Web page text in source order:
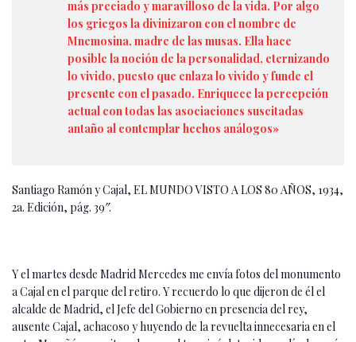
más preciado y maravilloso de la vida. Por algo
los griegos la divinizaron con el nombre de
Mnemosina, madre de las musas. Ella hace
posible la noción de la personalidad, eternizando
lo vivido, puesto que enlaza lo vivido y funde el
presente con el pasado. Enriquece la percepción
actual con todas las asociaciones suscitadas
antaño al contemplar hechos análogos»
Santiago Ramón y Cajal, EL MUNDO VISTO A LOS 80 AÑOS, 1934,
2a. Edición, pág. 39″.
Y el martes desde Madrid Mercedes me envía fotos del monumento
a Cajal en el parque del retiro. Y recuerdo lo que dijeron de él el
alcalde de Madrid, el Jefe del Gobierno en presencia del rey,
ausente Cajal, achacoso y huyendo de la revuelta innecesaria en el